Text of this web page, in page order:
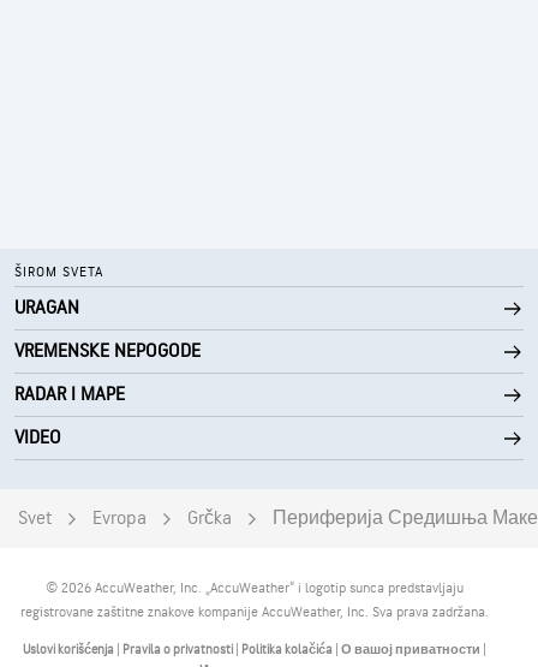
ŠIROM SVETA
URAGAN
VREMENSKE NEPOGODE
RADAR I MAPE
VIDEO
Svet Evropa Grčka Периферија Средишња
© 2026 AccuWeather, Inc. „AccuWeather“ i logotip sunca predstavljaju
registrovane zaštitne znakove kompanije AccuWeather, Inc. Sva prava zadržana.
Uslovi korišćenja Pravila o privatnosti Politika kolačića О вашој приватности